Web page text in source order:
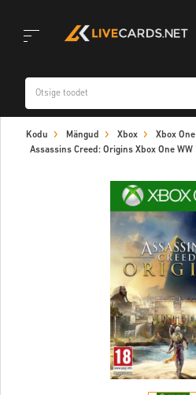
navigation
Kodu Mängud Xbox
Xbox
Assassins Creed: Origins Xbox One WW